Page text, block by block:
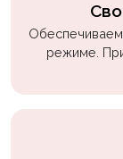
режиме.